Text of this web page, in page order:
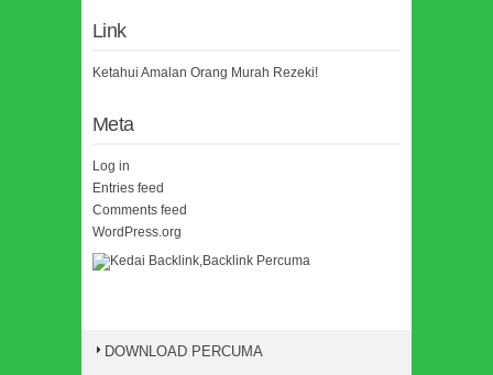
Link
Ketahui Amalan Orang Murah Rezeki!
Meta
Log in
Entries feed
Comments feed
WordPress.org
DOWNLOAD PERCUMA